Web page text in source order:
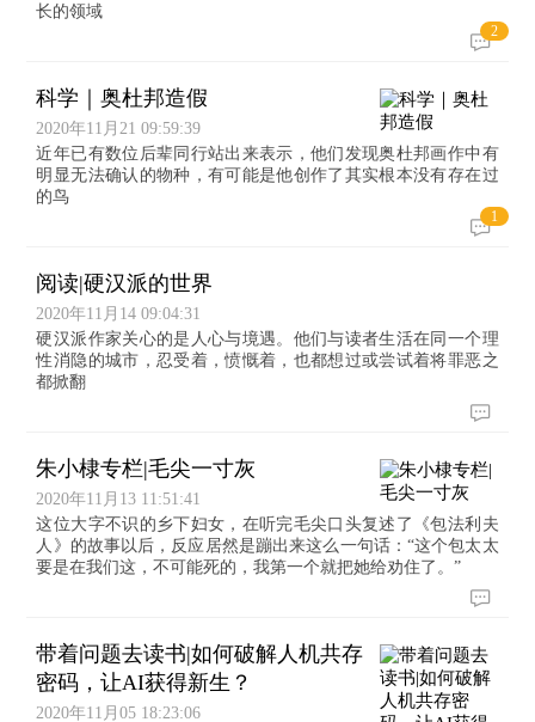
长的领域
2
科学｜奥杜邦造假
2020年11月21 09:59:39
近年已有数位后辈同行站出来表示，他们发现奥杜邦画作中有
明显无法确认的物种，有可能是他创作了其实根本没有存在过
的鸟
1
阅读|硬汉派的世界
2020年11月14 09:04:31
硬汉派作家关心的是人心与境遇。他们与读者生活在同一个理
性消隐的城市，忍受着，愤慨着，也都想过或尝试着将罪恶之
都掀翻
朱小棣专栏|毛尖一寸灰
2020年11月13 11:51:41
这位大字不识的乡下妇女，在听完毛尖口头复述了《包法利夫
人》的故事以后，反应居然是蹦出来这么一句话：“这个包太太
要是在我们这，不可能死的，我第一个就把她给劝住了。”
带着问题去读书|如何破解人机共存
密码，让AI获得新生？
2020年11月05 18:23:06